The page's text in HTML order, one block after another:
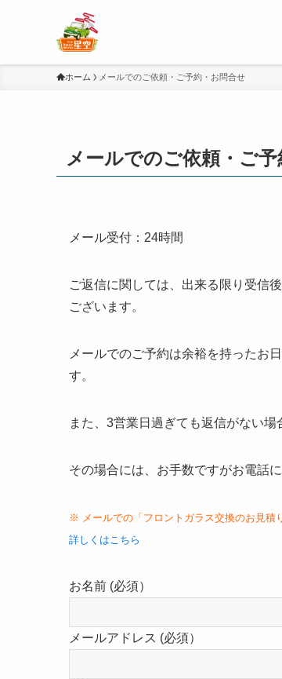
ホーム メールでのご依頼・ご予約・お問合せ
メールでのご依頼・ご
メール受付：24時間
ご返信に関しては、出来る限り受信
ございます。
メールでのご予約は余裕を持ったお
す。
また、3営業日過ぎても返信がない
その場合には、お手数ですがお電話
※ メールでの「フロントガラス交換のお見積
詳しくはこちら
お名前 (必須）
メールアドレス (必須）